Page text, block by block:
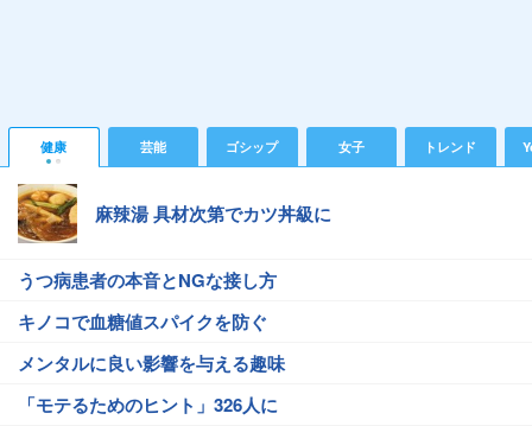
健康 芸能 ゴシップ 女子 トレンド
麻辣湯 具材次第でカツ丼級に
うつ病患者の本音とNGな接し方
キノコで血糖値スパイクを防ぐ
メンタルに良い影響を与える趣味
「モテるためのヒント」326人に